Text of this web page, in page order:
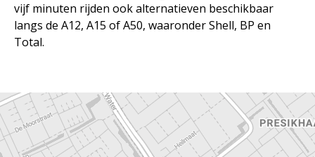
vijf minuten rijden ook alternatieven beschikbaar
langs de A12, A15 of A50, waaronder Shell, BP en
Total.